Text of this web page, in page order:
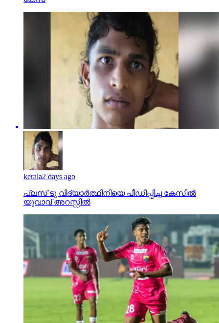
kerala2 days ago
പ്ലസ് ടു വിദ്യാര്‍ത്ഥിനിയെ പീഡിപ്പിച്ച കേസില്‍
യുവാവ് അറസ്റ്റില്‍